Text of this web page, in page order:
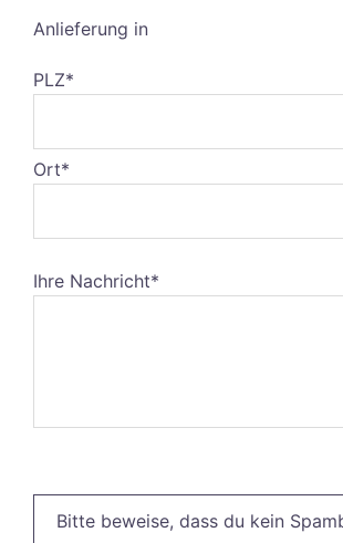
Anlieferung in
PLZ*
Ort*
Ihre Nachricht*
Bitte beweise, dass du kein